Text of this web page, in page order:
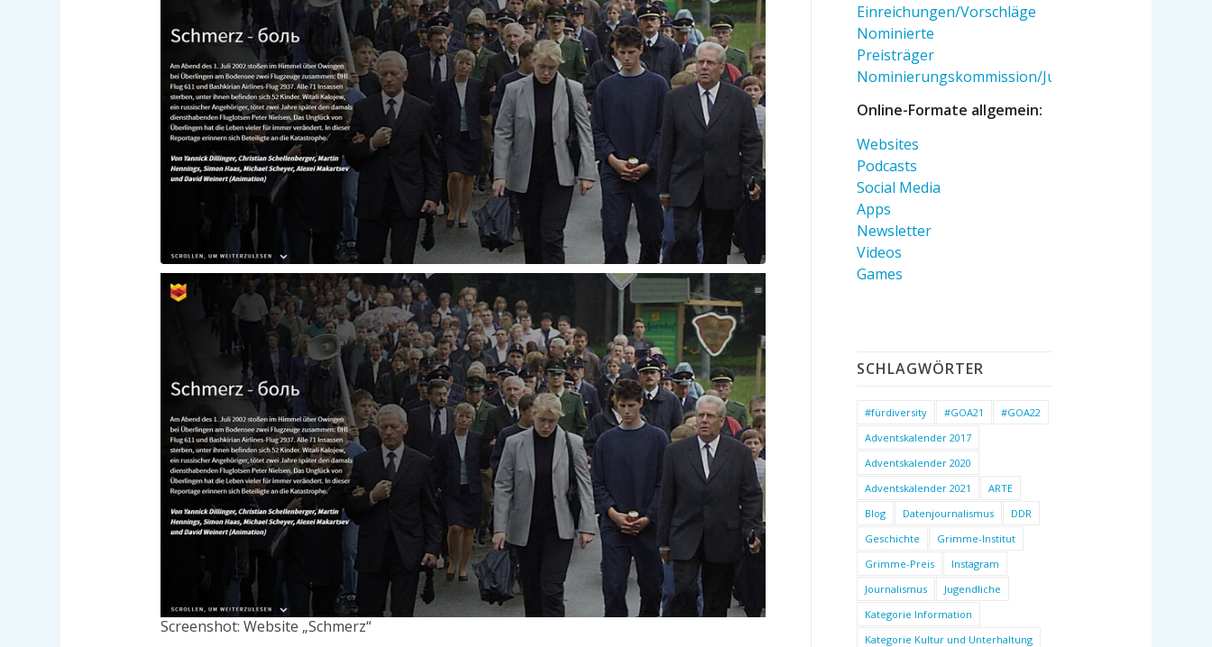
Screenshot: Website „Schmerz“
Einreichungen/Vorschläge
Nominierte
Preisträger
Nominierungskommission/Jury
Online-Formate allgemein:
Websites
Podcasts
Social Media
Apps
Newsletter
Videos
Games
SCHLAGWÖRTER
#fürdiversity #GOA21
#GOA22
Adventskalender 2017
Adventskalender 2020
Adventskalender 2021
ARTE
Blog
Datenjournalismus
DDR
Geschichte
Grimme-Institut
Grimme-Preis
Instagram
Journalismus
Jugendliche
Kategorie Information
Kategorie Kultur und Unterhaltung